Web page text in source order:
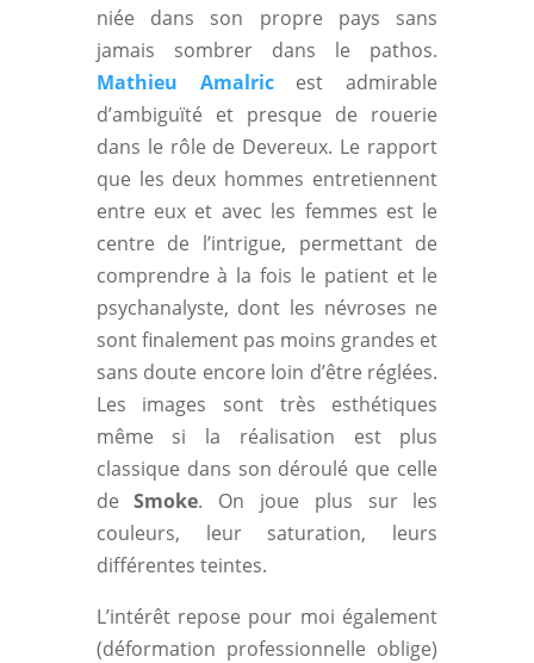
niée dans son propre pays sans
jamais sombrer dans le pathos.
Mathieu Amalricest admirable
d’ambiguïté et presque de rouerie
dans le rôle de Devereux. Le rapport
que les deux hommes entretiennent
entre eux et avec les femmes est le
centre de l’intrigue, permettant de
comprendre à la fois le patient et le
psychanalyste, dont les névroses ne
sont finalement pas moins grandes et
sans doute encore loin d’être réglées.
Les images sont très esthétiques
même si la réalisation est plus
classique dans son déroulé que celle
deSmoke. On joue plus sur les
couleurs, leur saturation, leurs
différentes teintes.
L’intérêt repose pour moi également
(déformation professionnelle oblige)